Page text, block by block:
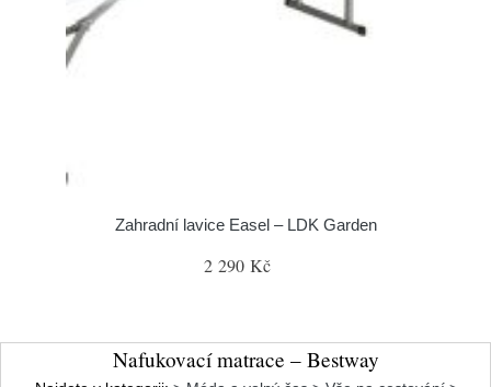
Zahradní lavice Easel – LDK Garden
2 290 Kč
Nafukovací matrace – Bestway